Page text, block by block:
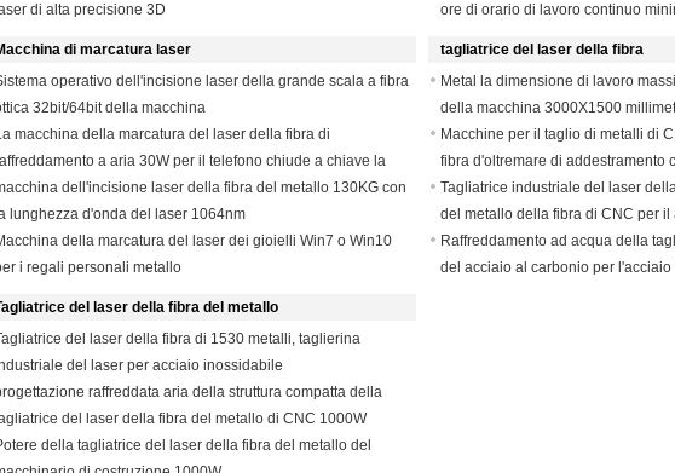
di alta precisione 3D
ore di orario di lavoro continuo
di marcatura laser
operativo dell'incisione laser della grande scala a fibra
32bit/64bit della macchina
macchina della marcatura del laser della fibra di
a aria 30W per il telefono chiude a chiave la
dell'incisione laser della fibra del metallo 130KG con
lunghezza d'onda del laser 1064nm
della marcatura del laser dei gioielli Win7 o Win10
i regali personali metallo
tagliatrice del laser della fibra
Metal la dimensione di lavoro
della macchina 3000X1500
taglierina/CNC del laser
Macchine per il taglio di metalli di
fibra d'oltremare di addestramento
ghisa
Tagliatrice industriale del laser
del metallo della fibra di CNC per
Raffreddamento ad acqua della
del acciaio al carbonio per
del laser della fibra del metallo
del laser della fibra di 1530 metalli, taglierina
del laser per acciaio inossidabile
raffreddata aria della struttura compatta della
del laser della fibra del metallo di CNC 1000W
della tagliatrice del laser della fibra del metallo del